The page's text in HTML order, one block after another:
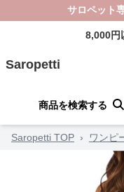
サロペット
8,000円
Saropetti
商品を検索する
Saropetti TOP › ワンピ